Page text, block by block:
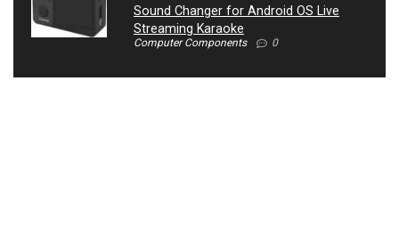
Sound Changer for Android OS Live
Streaming Karaoke
Computer Components 0